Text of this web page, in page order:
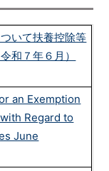
いて扶養控除等
和７年６月）
an Exemption
Regard to
June